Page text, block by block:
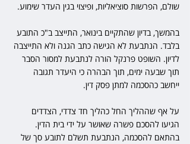
שולם, הפרשות סוציאליות, ופיצוי בגין העדר שימוע.
בהמשך, בדיון שהתקיים בינואר, התייצב ב"כ התובע
בלבד. הנתבעת לא הגישה כתב הגנה ולא התייצבה
לדיון. השופט פרנקל הורה לנתבעת למסור הסבר
תוך שבעה ימים, תוך הבהרה כי היעדר תגובה
ייחשב כהסכמה למתן פסק דין.
על אף שההליך החל כהליך חד צדדי, הצדדים
הגיעו להסכם פשרה שאושר על ידי בית הדין.
בהתאם להסכמה, הנתבעת תשלם לתובע סך של